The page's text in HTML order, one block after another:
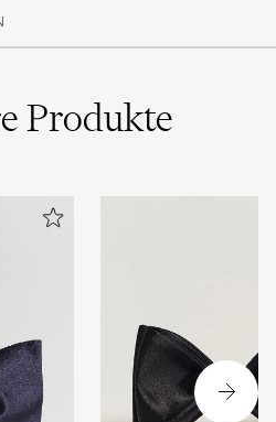
AM AUF CAREOFCARL.SE
Produkte